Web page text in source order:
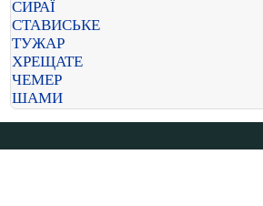
СИРАЇ
СТАВИСЬКЕ
ТУЖАР
ХРЕЩАТЕ
ЧЕМЕР
ШАМИ